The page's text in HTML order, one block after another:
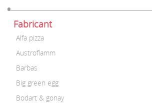
Fabricant
Alfa pizza
Austroflamm
Barbas
Big green egg
Bodart & gonay